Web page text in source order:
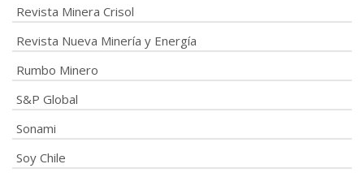
Revista Minera Crisol
Revista Nueva Minería y Energía
Rumbo Minero
S&P Global
Sonami
Soy Chile